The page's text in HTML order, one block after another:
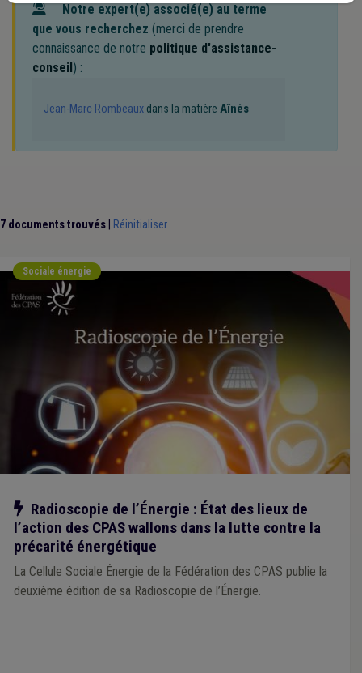
Notre expert(e) associé(e) au terme
que vous recherchez (merci de prendre
connaissance de notre politique d'assistance-
conseil) :
Jean-Marc Rombeaux dans la matièreAînés
7 documents trouvés Réinitialiser
Sociale énergie
Notre action
Radioscopie de l’Énergie : État des lieux de
l’action des CPAS wallons dans la lutte contre la
précarité énergétique
La Cellule Sociale Énergie de la Fédération des CPAS publie la
deuxième édition de sa Radioscopie de l’Énergie.